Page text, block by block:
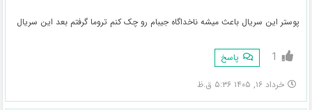
پوستر این سریال باعث میشه ناخداگاه جیبام رو چک کنم تروما گرفتم بعد این سریال
1 پاسخ
خرداد ۱۶, ۱۴۰۵ ۵:۳۶ ق.ظ